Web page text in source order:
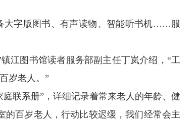
大字版图书、有声读物、智能听书机……服
江图书馆读者服务部副主任丁岚介绍，“工
岁老人。”
联系册”，详细记录着常来老人的年龄、健
的百岁老人，行动比较迟缓，我们经常会主